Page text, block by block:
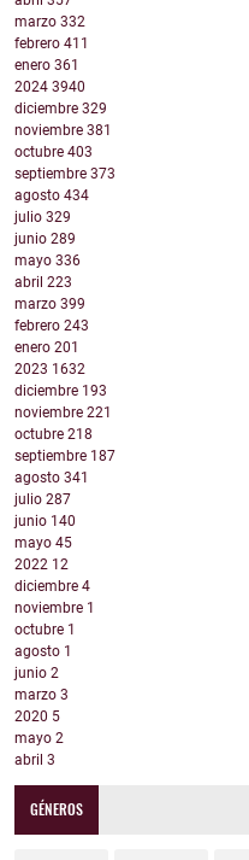
marzo 332
febrero 411
enero 361
2024 3940
diciembre 329
noviembre 381
octubre 403
septiembre 373
agosto 434
julio 329
junio 289
mayo 336
abril 223
marzo 399
febrero 243
enero 201
2023 1632
diciembre 193
noviembre 221
octubre 218
septiembre 187
agosto 341
julio 287
junio 140
mayo 45
2022 12
diciembre 4
noviembre 1
octubre 1
agosto 1
junio 2
marzo 3
2020 5
mayo 2
abril 3
GÉNEROS